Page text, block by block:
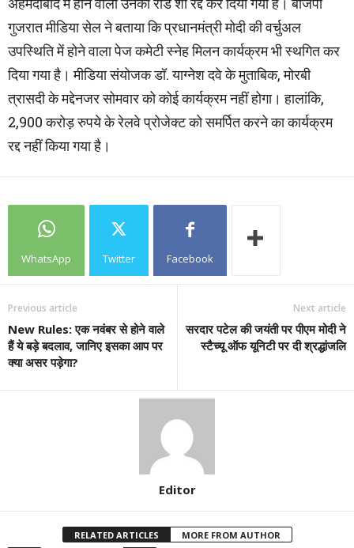
गुजरात मीडिया सेल ने बताया कि प्रधानमंत्री मोदी की वर्चुअल
उपस्थिति में होने वाला पेज कमेटी स्नेह मिलन कार्यक्रम भी स्थगित कर
दिया गया है। मीडिया संयोजक डॉ. याग्नेश दवे के मुताबिक, मोरबी
त्रासदी के मद्देनजर सोमवार को कोई कार्यक्रम नहीं होगा। हालांकि,
2,900 करोड़ रुपये के रेलवे प्रोजेक्ट को समर्पित करने का कार्यक्रम
रद्द नहीं किया गया है।
WhatsApp Twitter Facebook
Previous article
New Rules: एक नवंबर से होने वाले
हैं ये बड़े बदलाव, जानिए इसका आप पर
क्या असर पड़ेगा?
Next article
सरदार पटेल की जयंती पर पीएम मोदी ने
स्टैच्यू ऑफ यूनिटी पर दी श्रद्धांजलि
Editor
RELATED ARTICLES MORE FROM AUTHOR